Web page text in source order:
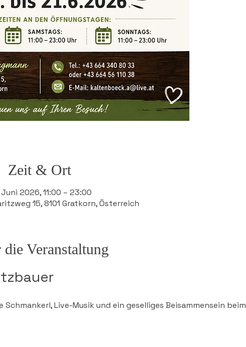
Zeit & Ort
2026, 11:00 – 23:00
15, 8101 Gratkorn, Österreich
die Veranstaltung
Live-Musik und ein geselliges Beisammensein beim